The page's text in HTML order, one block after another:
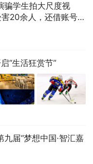
骗学生拍大尺度视
20余人，还借账号偷
“生活狂赏节”
届“梦想中国·智汇嘉